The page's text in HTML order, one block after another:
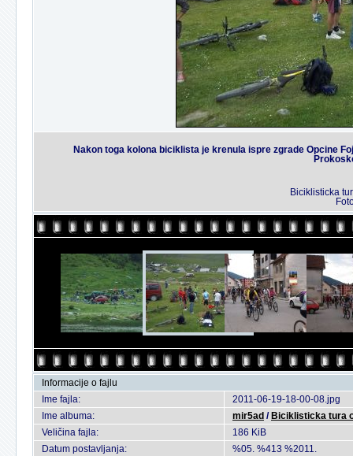
Nakon toga kolona biciklista je krenula ispre zgrade Opcine
Biciklisticka
Informacije o fajlu
Ime fajla:
2011-06-19-18-00-08.jpg
Ime albuma:
mir5ad / Biciklisticka tura
Veličina fajla:
186 KiB
Datum postavljanja:
%05. %413 %2011.